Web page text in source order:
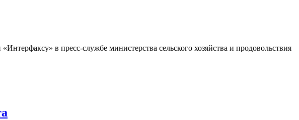
в пресс-службе министерства сельского хозяйства и продовольствия